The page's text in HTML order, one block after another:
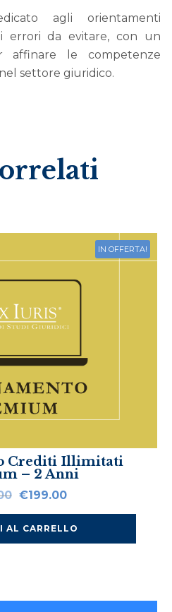
agli orientamenti
errori da evitare, con un
affinare le competenze
settore giuridico.
IN OFFERTA!
Crediti Illimitati
– 2 Anni
Il
originale
era:
€199.00Il
attuale
è:
AL CARRELLO